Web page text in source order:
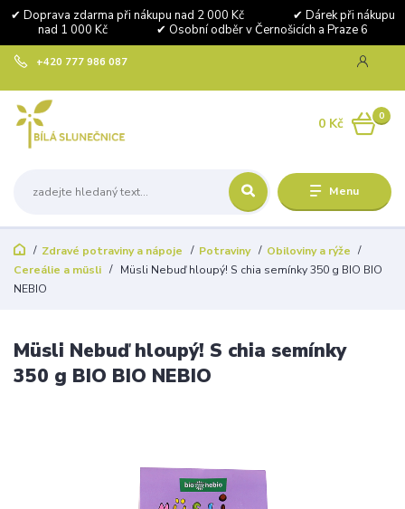
✔ Doprava zdarma při nákupu nad 2 000 Kč ✔ Dárek při nákupu
nad 1 000 Kč ✔ Osobní odběr v Černošicích a Praze 6
Menu
+420 777 986 087
0
0 Kč
Zdravé potraviny a nápoje Potraviny
Obiloviny a rýže
Cereálie a müsli
Müsli Nebuď hloupý! S chia semínky 350 g BIO BIO
NEBIO
Müsli Nebuď hloupý! S chia semínky
350 g BIO BIO NEBIO